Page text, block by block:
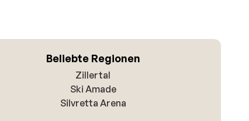
Beliebte Regionen
Zillertal
Ski Amade
Silvretta Arena